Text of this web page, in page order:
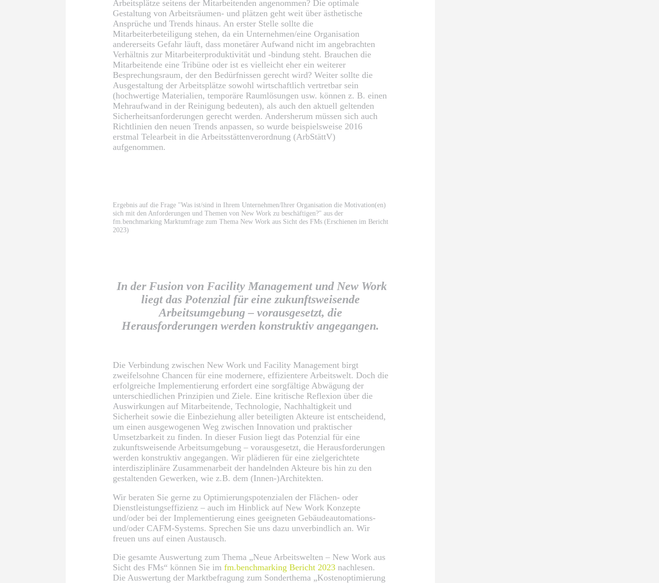
Arbeitsplätze seitens der Mitarbeitenden angenommen? Die optimale
Gestaltung von Arbeitsräumen- und plätzen geht weit über ästhetische
Ansprüche und Trends hinaus. An erster Stelle sollte die
Mitarbeiterbeteiligung stehen, da ein Unternehmen/eine Organisation
andererseits Gefahr läuft, dass monetärer Aufwand nicht im angebrachten
Verhältnis zur Mitarbeiterproduktivität und -bindung steht. Brauchen die
Mitarbeitende eine Tribüne oder ist es vielleicht eher ein weiterer
Besprechungsraum, der den Bedürfnissen gerecht wird? Weiter sollte die
Ausgestaltung der Arbeitsplätze sowohl wirtschaftlich vertretbar sein
(hochwertige Materialien, temporäre Raumlösungen usw. können z. B. einen
Mehraufwand in der Reinigung bedeuten), als auch den aktuell geltenden
Sicherheitsanforderungen gerecht werden. Andersherum müssen sich auch
Richtlinien den neuen Trends anpassen, so wurde beispielsweise 2016
erstmal Telearbeit in die Arbeitsstättenverordnung (ArbStättV)
aufgenommen.
Ergebnis auf die Frage "Was ist/sind in Ihrem Unternehmen/Ihrer Organisation die Motivation(en)
sich mit den Anforderungen und Themen von New Work zu beschäftigen?" aus der
fm.benchmarking Marktumfrage zum Thema New Work aus Sicht des FMs (Erschienen im Bericht
2023)
In der Fusion von Facility Management und New Work
liegt das Potenzial für eine zukunftsweisende
Arbeitsumgebung – vorausgesetzt, die
Herausforderungen werden konstruktiv angegangen.
Die Verbindung zwischen New Work und Facility Management birgt
zweifelsohne Chancen für eine modernere, effizientere Arbeitswelt. Doch die
erfolgreiche Implementierung erfordert eine sorgfältige Abwägung der
unterschiedlichen Prinzipien und Ziele. Eine kritische Reflexion über die
Auswirkungen auf Mitarbeitende, Technologie, Nachhaltigkeit und
Sicherheit sowie die Einbeziehung aller beteiligten Akteure ist entscheidend,
um einen ausgewogenen Weg zwischen Innovation und praktischer
Umsetzbarkeit zu finden. In dieser Fusion liegt das Potenzial für eine
zukunftsweisende Arbeitsumgebung – vorausgesetzt, die Herausforderungen
werden konstruktiv angegangen. Wir plädieren für eine zielgerichtete
interdisziplinäre Zusammenarbeit der handelnden Akteure bis hin zu den
gestaltenden Gewerken, wie z.B. dem (Innen-)Architekten.
Wir beraten Sie gerne zu Optimierungspotenzialen der Flächen- oder
Dienstleistungseffizienz – auch im Hinblick auf New Work Konzepte
und/oder bei der Implementierung eines geeigneten Gebäudeautomations-
und/oder CAFM-Systems. Sprechen Sie uns dazu unverbindlich an. Wir
freuen uns auf einen Austausch.
Die gesamte Auswertung zum Thema „Neue Arbeitswelten – New Work aus
Sicht des FMs“ können Sie im fm.benchmarking Bericht 2023nachlesen.
Die Auswertung der Marktbefragung zum Sonderthema „Kostenoptimierung